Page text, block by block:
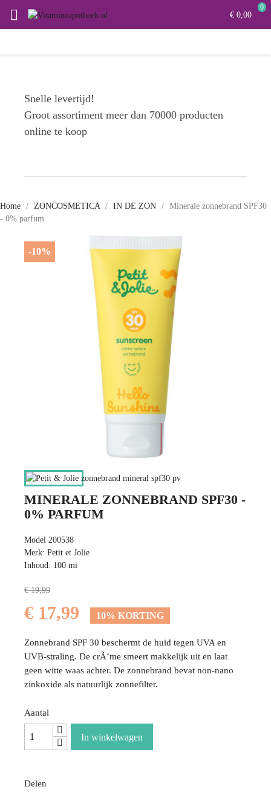
 € 0,00
0
Snelle levertijd!
Groot assortiment meer dan 70000 producten
online te koop
Home ZONCOSMETICA IN DE ZON
Minerale zonnebrand SPF30
- 0% parfum
-10%
MINERALE ZONNEBRAND SPF30 -
0% PARFUM
Model 200538
Merk: Petit et Jolie
Inhoud: 100 mi
€ 19,99
€ 17,99 10% KORTING
Zonnebrand SPF 30 beschermt de huid tegen UVA en
UVB-straling. De crÃ¨me smeert makkelijk uit en laat
geen witte waas achter. De zonnebrand bevat non-nano
zinkoxide als natuurlijk zonnefilter.
Aantal
In winkelwagen
Delen